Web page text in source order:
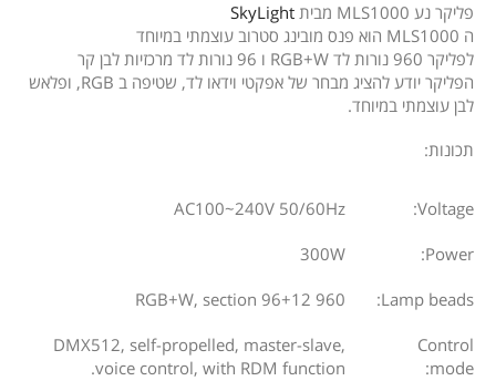
פליקר נע MLS1000 מבית
SkyLight
ה MLS1000 הוא פנס מובינג סטרוב עוצמתי במיוחד
לפליקר 960 נורות לד RGB+W ו 96 נורות לד מרכזיות לבן קר
הפליקר יודע להציג מבחר של אפקטי וידאו לד, שטיפה ב RGB, ופלאש
לבן עוצמתי במיוחד.
תכונות:
Voltage:
AC100~240V 50/60Hz
Power:
300W
Lamp beads:
960 RGB+W, section 96+12
Control
mode:
DMX512, self-propelled, master-slave,
voice control, with RDM function.